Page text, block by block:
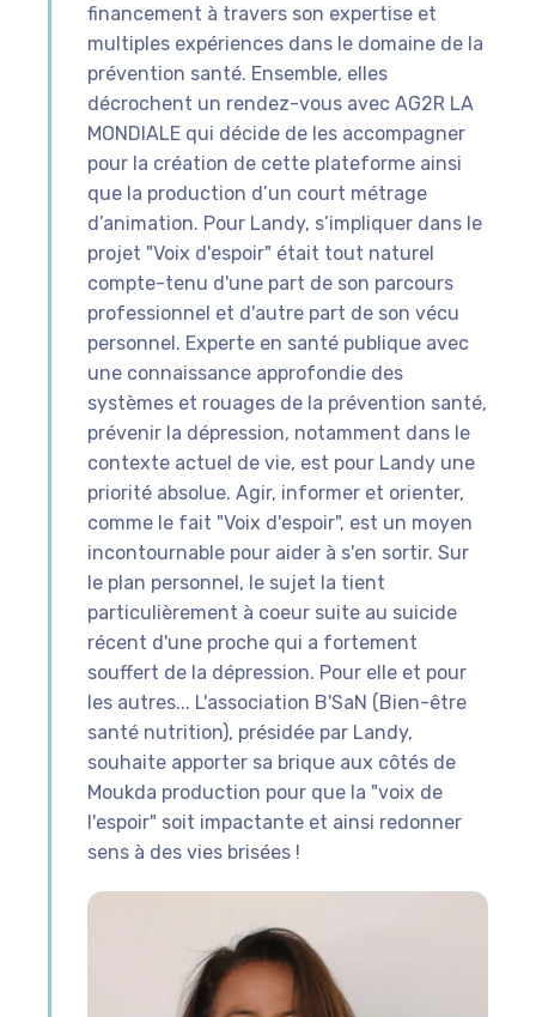
financement à travers son expertise et
multiples expériences dans le domaine de la
prévention santé. Ensemble, elles
décrochent un rendez-vous avec AG2R LA
MONDIALE qui décide de les accompagner
pour la création de cette plateforme ainsi
que la production d’un court métrage
d’animation. Pour Landy, s’impliquer dans le
projet "Voix d'espoir" était tout naturel
compte-tenu d'une part de son parcours
professionnel et d'autre part de son vécu
personnel. Experte en santé publique avec
une connaissance approfondie des
systèmes et rouages de la prévention santé,
prévenir la dépression, notamment dans le
contexte actuel de vie, est pour Landy une
priorité absolue. Agir, informer et orienter,
comme le fait "Voix d'espoir", est un moyen
incontournable pour aider à s'en sortir. Sur
le plan personnel, le sujet la tient
particulièrement à coeur suite au suicide
récent d'une proche qui a fortement
souffert de la dépression. Pour elle et pour
les autres... L'association B'SaN (Bien-être
santé nutrition), présidée par Landy,
souhaite apporter sa brique aux côtés de
Moukda production pour que la "voix de
l'espoir" soit impactante et ainsi redonner
sens à des vies brisées !